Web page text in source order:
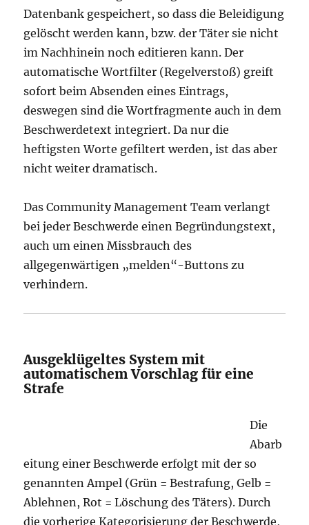
Datenbank gespeichert, so dass die Beleidigung
gelöscht werden kann, bzw. der Täter sie nicht
im Nachhinein noch editieren kann. Der
automatische Wortfilter (Regelverstoß) greift
sofort beim Absenden eines Eintrags,
deswegen sind die Wortfragmente auch in dem
Beschwerdetext integriert. Da nur die
heftigsten Worte gefiltert werden, ist das aber
nicht weiter dramatisch.
Das Community Management Team verlangt
bei jeder Beschwerde einen Begründungstext,
auch um einen Missbrauch des
allgegenwärtigen „melden“-Buttons zu
verhindern.
Ausgeklügeltes System mit
automatischem Vorschlag für eine
Strafe
Die
Abarb
eitung einer Beschwerde erfolgt mit der so
genannten Ampel (Grün = Bestrafung, Gelb =
Ablehnen, Rot = Löschung des Täters). Durch
die vorherige Kategorisierung der Beschwerde,